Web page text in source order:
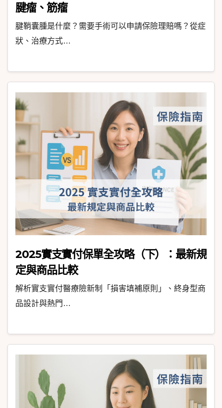
腱瘤、筋瘤
腱鞘囊腫是什麼？需要手術可以申請保險理賠嗎？從症
狀、治療方式…
2025實支實付保單全攻略（下）：最新規
定與商品比較
解析實支實付醫療險新制「損害填補原則」、終身型商
品設計與熱門…